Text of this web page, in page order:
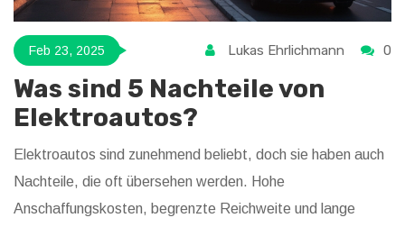
Feb 23, 2025 Lukas Ehrlichmann 0
Was sind 5 Nachteile von
Elektroautos?
Elektroautos sind zunehmend beliebt, doch sie haben auch
Nachteile, die oft übersehen werden. Hohe
Anschaffungskosten, begrenzte Reichweite und lange